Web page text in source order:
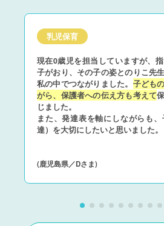
乳児保育
現在0歳児を担当していますが、
子がおり、その子の姿とのりこ先
私の中でつながりました。 子ども
がら、保護者への伝え方も考えて
じました。
また、発達表を軸にしながらも
達）を大切にしたいと思いました。
(鹿児島県／Dさま)